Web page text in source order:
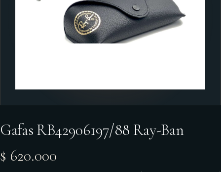
Gafas RB42906197/88 Ray-Ban
$ 620.000